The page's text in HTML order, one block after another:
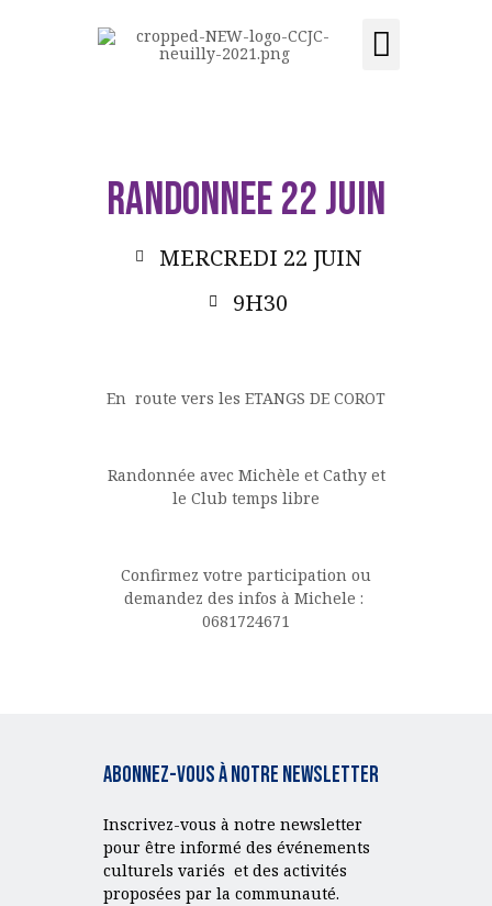
ACCUEIL
LE CENTRE
ÉVÉNEMENTS
ACTIVITÉS ET COURS
LOCATION DE SALLE
ACQUISITION DU
DONS
RANDONNEE 22 JUIN
MERCREDI 22 JUIN
9H30
En route vers les ETANGS DE COROT
Randonnée avec Michèle et Cathy et
le Club temps libre
Confirmez votre participation ou
demandez des infos à Michele :
0681724671
Abonnez-vous à notre Newsletter
Inscrivez-vous à notre newsletter
pour être informé des événements
culturels variés et des activités
proposées par la communauté.